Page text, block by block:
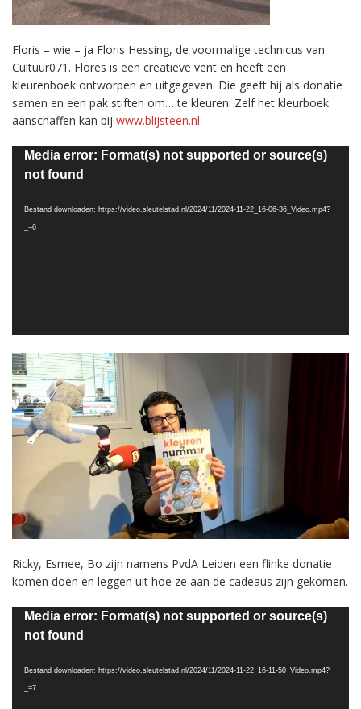
Floris – wie – ja Floris Hessing, de voormalige technicus van
Cultuur071. Flores is een creatieve vent en heeft een
kleurenboek ontworpen en uitgegeven. Die geeft hij als donatie
samen en een pak stiften om… te kleuren. Zelf het kleurboek
aanschaffen kan bij www.blijsteen.nl
Videospeler
Media error: Format(s) not supported or source(s)
not found
Bestand downloaden: https://video.sleutelstad.nl/2024/11/2024-11-22_16-06-36_Video.mp4?
_=6
Ricky, Esmee, Bo zijn namens PvdA Leiden een flinke donatie
komen doen en leggen uit hoe ze aan de cadeaus zijn gekomen.
Videospeler
Media error: Format(s) not supported or source(s)
not found
Bestand downloaden: https://video.sleutelstad.nl/2024/11/2024-11-22_16-11-50_Video.mp4?
_=7